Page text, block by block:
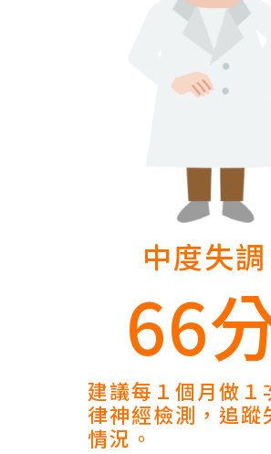
中度失調
66
建議每１個月做１
律神經檢測，追蹤
情況。